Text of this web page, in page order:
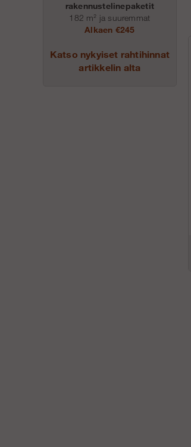
rakennustelinepaketit
182 m² ja suuremmat
Alkaen €245
Katso nykyiset rahtihinnat
artikkelin alta